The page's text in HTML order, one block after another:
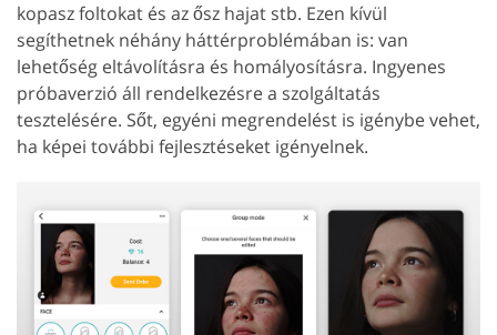
kopasz foltokat és az ősz hajat stb. Ezen kívül
segíthetnek néhány háttérproblémában is: van
lehetőség eltávolításra és homályosításra. Ingyenes
próbaverzió áll rendelkezésre a szolgáltatás
tesztelésére. Sőt, egyéni megrendelést is igénybe vehet,
ha képei további fejlesztéseket igényelnek.